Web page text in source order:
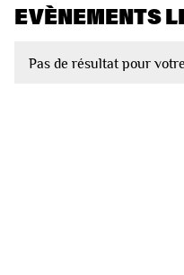
EVÈNEMENTS
Pas de résultat pour